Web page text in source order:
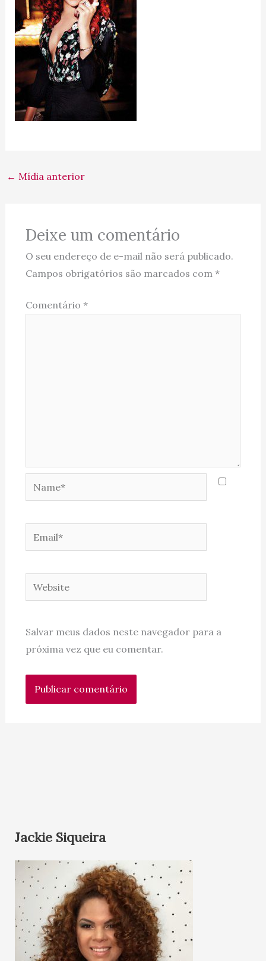
← Mídia anterior
Deixe um comentário
O seu endereço de e-mail não será publicado.
Campos obrigatórios são marcados com *
Comentário *
Name*
Email*
Website
Salvar meus dados neste navegador para a
próxima vez que eu comentar.
Jackie Siqueira